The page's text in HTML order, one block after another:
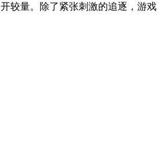
较量。除了紧张刺激的追逐，游戏